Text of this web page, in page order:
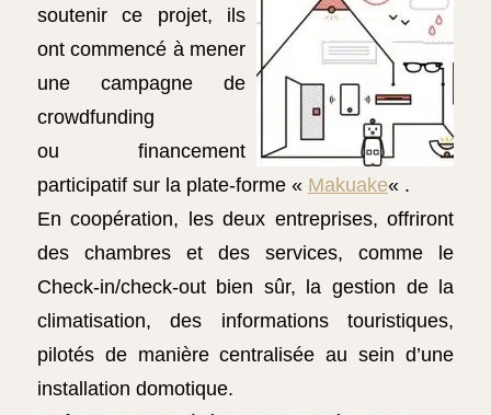
soutenir ce projet, ils
ont commencé à mener
une campagne de
crowdfunding
ou financement
participatif sur la plate-forme « Makuake« .
En coopération, les deux entreprises, offriront
des chambres et des services, comme le
Check-in/check-out bien sûr, la gestion de la
climatisation, des informations touristiques,
pilotés de manière centralisée au sein d’une
installation domotique.